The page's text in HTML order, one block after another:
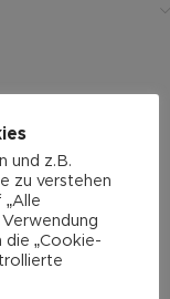
und z.B.
zu verstehen
die „Cookie-